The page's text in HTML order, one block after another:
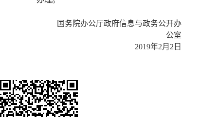
国务院办公厅政府信息与政务公开办
公室
2019年2月2日